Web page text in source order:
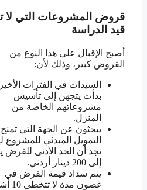
قروض المشروعات التي لا
قيد الدراسة
أصبح الإقبال على هذا النوع من
القروض كبير، وذلك لأن:
السيدات في الفترات
بدأت يتجهن إلى تأسيس
مشروعاتهم الخاصة من
المنزل.
يبحثون عن الجهة التي
التمويل المبدئي للمشروع
نجد أن الحد الأدنى
إلى 200 دينار أردني.
يتم سداد قيمة القرض في
غضون مدة لا تتخطى 10 أشهر.